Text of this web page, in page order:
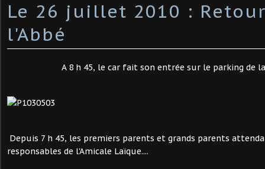
Le 26 juillet 2010 :
l'Abbé
A 8 h 45, le car fait son entrée sur le parking de
Depuis 7 h 45, les premiers parents et grands parents
responsables de l'Amicale Laïque....